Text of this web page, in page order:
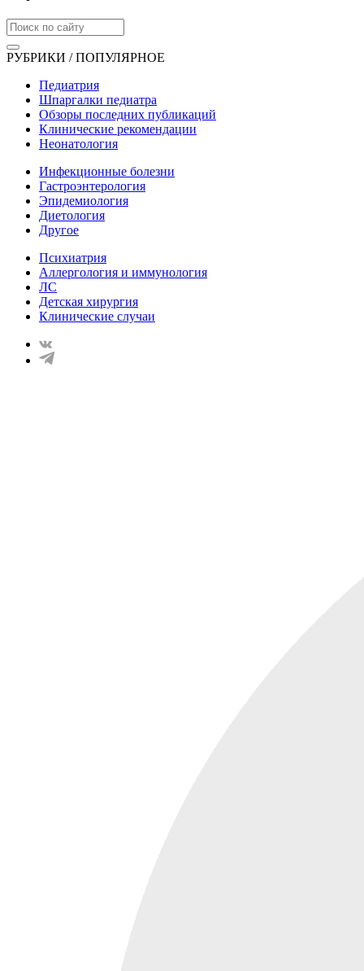
РУБРИКИ / ПОПУЛЯРНОЕ
Педиатрия
Шпаргалки педиатра
Обзоры последних публикаций
Клинические рекомендации
Неонатология
Инфекционные болезни
Гастроэнтерология
Эпидемиология
Диетология
Другое
Психиатрия
Аллергология и иммунология
ЛС
Детская хирургия
Клинические случаи